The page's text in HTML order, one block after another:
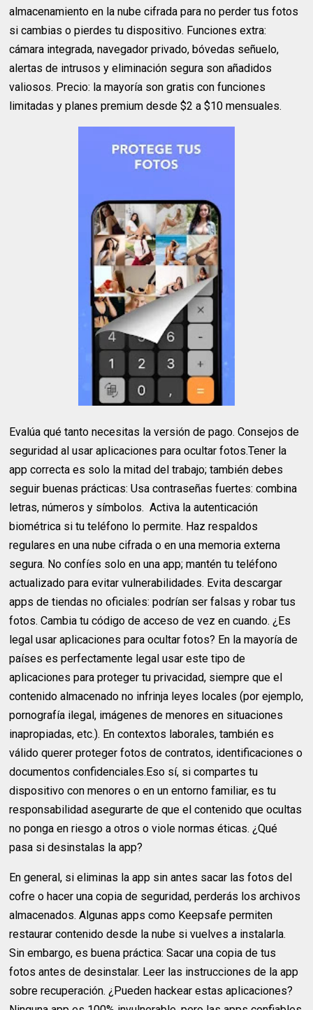
almacenamiento en la nube cifrada para no perder tus fotos
si cambias o pierdes tu dispositivo. Funciones extra:
cámara integrada, navegador privado, bóvedas señuelo,
alertas de intrusos y eliminación segura son añadidos
valiosos. Precio: la mayoría son gratis con funciones
limitadas y planes premium desde $2 a $10 mensuales.
Evalúa qué tanto necesitas la versión de pago. Consejos de
seguridad al usar aplicaciones para ocultar fotos.Tener la
app correcta es solo la mitad del trabajo; también debes
seguir buenas prácticas: Usa contraseñas fuertes: combina
letras, números y símbolos. Activa la autenticación
biométrica si tu teléfono lo permite. Haz respaldos
regulares en una nube cifrada o en una memoria externa
segura. No confíes solo en una app; mantén tu teléfono
actualizado para evitar vulnerabilidades. Evita descargar
apps de tiendas no oficiales: podrían ser falsas y robar tus
fotos. Cambia tu código de acceso de vez en cuando. ¿Es
legal usar aplicaciones para ocultar fotos? En la mayoría de
países es perfectamente legal usar este tipo de
aplicaciones para proteger tu privacidad, siempre que el
contenido almacenado no infrinja leyes locales (por ejemplo,
pornografía ilegal, imágenes de menores en situaciones
inapropiadas, etc.). En contextos laborales, también es
válido querer proteger fotos de contratos, identificaciones o
documentos confidenciales.Eso sí, si compartes tu
dispositivo con menores o en un entorno familiar, es tu
responsabilidad asegurarte de que el contenido que ocultas
no ponga en riesgo a otros o viole normas éticas. ¿Qué
pasa si desinstalas la app?
En general, si eliminas la app sin antes sacar las fotos del
cofre o hacer una copia de seguridad, perderás los archivos
almacenados. Algunas apps como Keepsafe permiten
restaurar contenido desde la nube si vuelves a instalarla.
Sin embargo, es buena práctica: Sacar una copia de tus
fotos antes de desinstalar. Leer las instrucciones de la app
sobre recuperación. ¿Pueden hackear estas aplicaciones?